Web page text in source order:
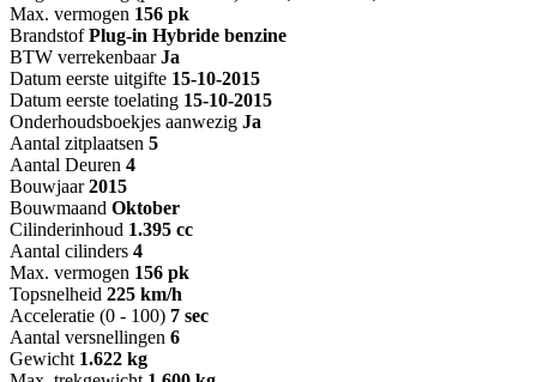
Max. vermogen 156 pk
Brandstof Plug-in Hybride benzine
BTW verrekenbaar Ja
Datum eerste uitgifte 15-10-2015
Datum eerste toelating 15-10-2015
Onderhoudsboekjes aanwezig Ja
Aantal zitplaatsen 5
Aantal Deuren 4
Bouwjaar 2015
Bouwmaand Oktober
Cilinderinhoud 1.395 cc
Aantal cilinders 4
Max. vermogen 156 pk
Topsnelheid 225 km/h
Acceleratie (0 - 100) 7 sec
Aantal versnellingen 6
Gewicht 1.622 kg